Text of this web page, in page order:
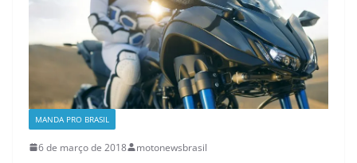
MANDA PRO BRASIL
6 de março de 2018 motonewsbrasil